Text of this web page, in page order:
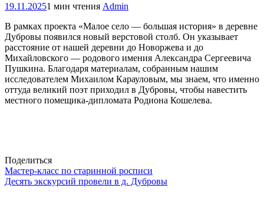
19.11.20251 мин чтения Admin
В рамках проекта «Малое село — большая история» в деревне
Дубровы появился новый верстовой столб. Он указывает
расстояние от нашей деревни до Новоржева и до
Михайловского — родового имения Александра Сергеевича
Пушкина. Благодаря материалам, собранным нашим
исследователем Михаилом Карауловым, мы знаем, что именно
оттуда великий поэт приходил в Дубровы, чтобы навестить
местного помещика-дипломата Родиона Кошелева.
Поделиться
Навигация
по
Мастер-класс по старинной росписи
Десять экскурсий провели в д. Дубровы